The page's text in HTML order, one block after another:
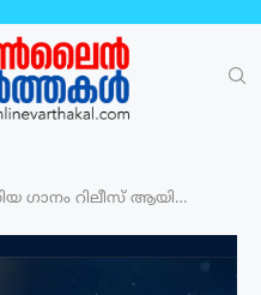
ഗാനം റിലീസ് ആയി…